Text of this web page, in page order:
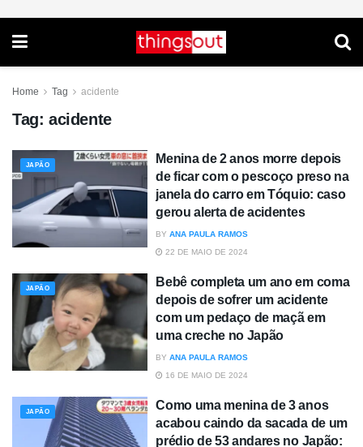
Home Tag acidente
Tag: acidente
JAPÃO
Menina de 2 anos morre depois
de ficar com o pescoço preso na
janela do carro em Tóquio: caso
gerou alerta de acidentes
BY ANA PAULA RAMOS
22 DE MAIO DE 2024
JAPÃO
Bebê completa um ano em coma
depois de sofrer um acidente
com um pedaço de maçã em
uma creche no Japão
BY ANA PAULA RAMOS
16 DE MAIO DE 2024
JAPÃO
Como uma menina de 3 anos
acabou caindo da sacada de um
prédio de 53 andares no Japão: